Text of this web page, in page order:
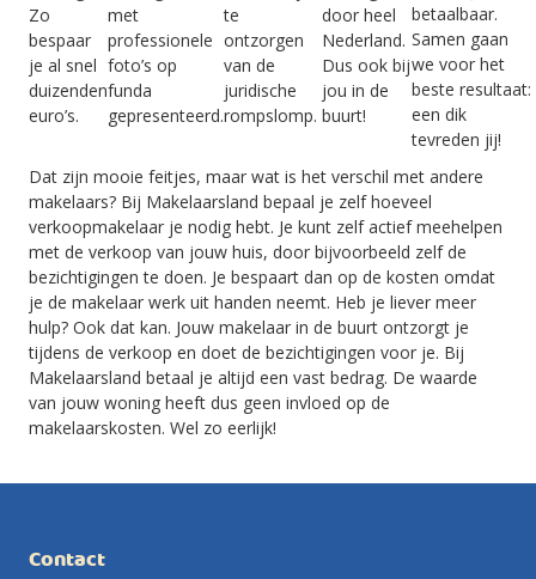
Zo
bespaar
je al snel
duizenden
euro’s.
met
professionele
foto’s op
funda
gepresenteerd.
te
ontzorgen
van de
juridische
rompslomp.
door heel
Nederland.
Dus ook bij
jou in de
buurt!
betaalbaar.
Samen gaan
we voor het
beste resultaat:
een dik
tevreden jij!
Dat zijn mooie feitjes, maar wat is het verschil met andere
makelaars? Bij Makelaarsland bepaal je zelf hoeveel
verkoopmakelaar je nodig hebt. Je kunt zelf actief meehelpen
met de verkoop van jouw huis, door bijvoorbeeld zelf de
bezichtigingen te doen. Je bespaart dan op de kosten omdat
je de makelaar werk uit handen neemt. Heb je liever meer
hulp? Ook dat kan. Jouw makelaar in de buurt ontzorgt je
tijdens de verkoop en doet de bezichtigingen voor je. Bij
Makelaarsland betaal je altijd een vast bedrag. De waarde
van jouw woning heeft dus geen invloed op de
makelaarskosten. Wel zo eerlijk!
Contact